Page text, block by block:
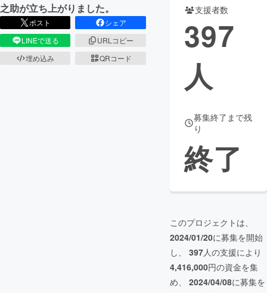
之助が立ち上がりました。
ポスト
シェア
LINEで送る
URLコピー
埋め込み
QRコード
支援者数
397
人
募集終了まで残
り
終了
このプロジェクトは、
2024/01/20に募集を開始
し、 397人の支援により
4,416,000円の資金を集
め、 2024/04/08に募集を